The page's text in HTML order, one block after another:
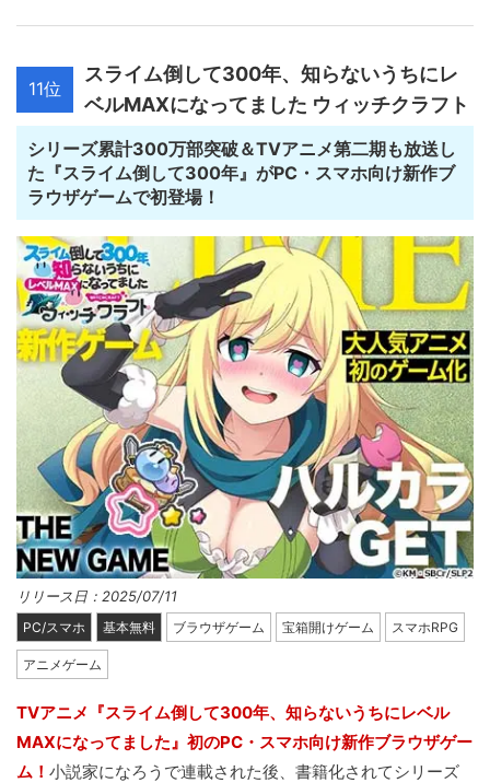
11位
スライム倒して300年、知らないうちにレ
ベルMAXになってました ウィッチクラフト
シリーズ累計300万部突破＆TVアニメ第二期も放送し
た『スライム倒して300年』がPC・スマホ向け新作ブ
ラウザゲームで初登場！
リリース日：2025/07/11
PC/スマホ 基本無料 ブラウザゲーム 宝箱開けゲーム スマホRPG
アニメゲーム
TVアニメ『スライム倒して300年、知らないうちにレベル
MAXになってました』初のPC・スマホ向け新作ブラウザゲー
ム！ 小説家になろうで連載された後、書籍化されてシリーズ